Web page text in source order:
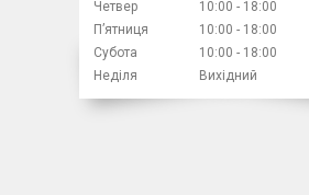
Четвер
10:00
18:00
Пʼятниця
10:00
18:00
Субота
10:00
18:00
Неділя
Вихідний